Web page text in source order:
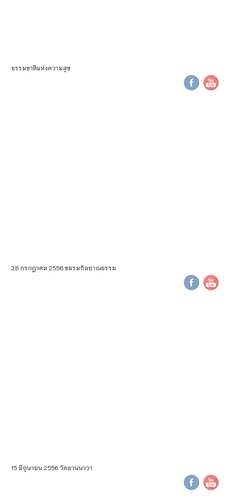
ธรรมชาติแห่งความสุข
28 กรกฎาคม 2556 ชมรมกัลยาณธรรม
15 มิถุนายน 2556 วัดยานนาวา